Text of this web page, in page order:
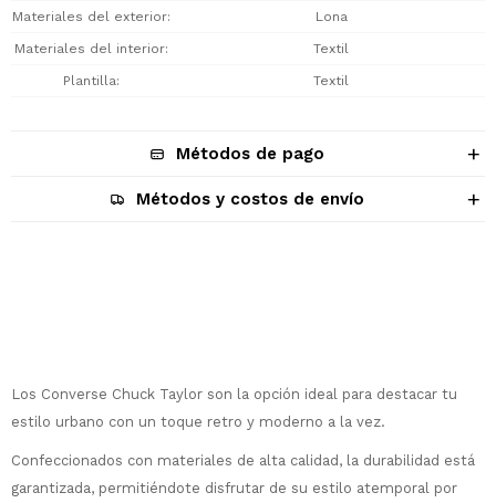
Materiales del exterior Lona
Materiales del interior Textil
Plantilla Textil
Métodos de pago
Métodos y costos de envío
Los Converse Chuck Taylor son la opción ideal para destacar tu
estilo urbano con un toque retro y moderno a la vez.
Confeccionados con materiales de alta calidad, la durabilidad está
garantizada, permitiéndote disfrutar de su estilo atemporal por
¡Sumate a la forma más ágil de
en 12 cuotas * ¡Solo con tu cédula!
* sujeto aprobación crediticia.